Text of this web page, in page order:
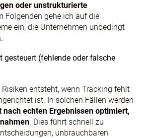
oder unstrukturierte
Folgenden gehe ich auf die
ein, die Unternehmen unbedingt
gesteuert (fehlende oder falsche
Risiken entsteht, wenn Tracking fehlt
ist. In solchen Fällen werden
nach echten Ergebnissen optimiert,
. Dies führt schnell zu
unbrauchbaren